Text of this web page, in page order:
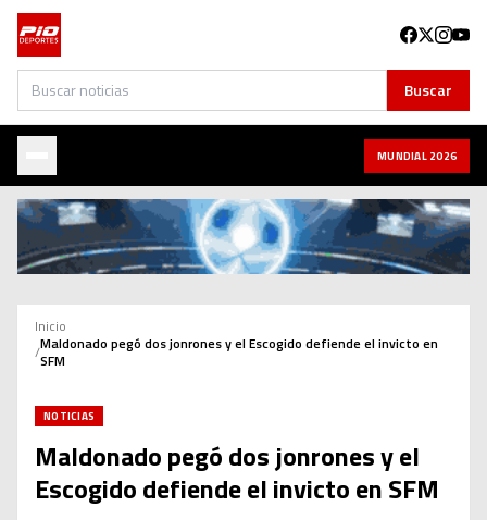
Buscar Buscar
MUNDIAL 2026
Inicio
/Maldonado pegó dos jonrones y el Escogido defiende el invicto en
SFM
NOTICIAS
Maldonado pegó dos jonrones y el
Escogido defiende el invicto en SFM